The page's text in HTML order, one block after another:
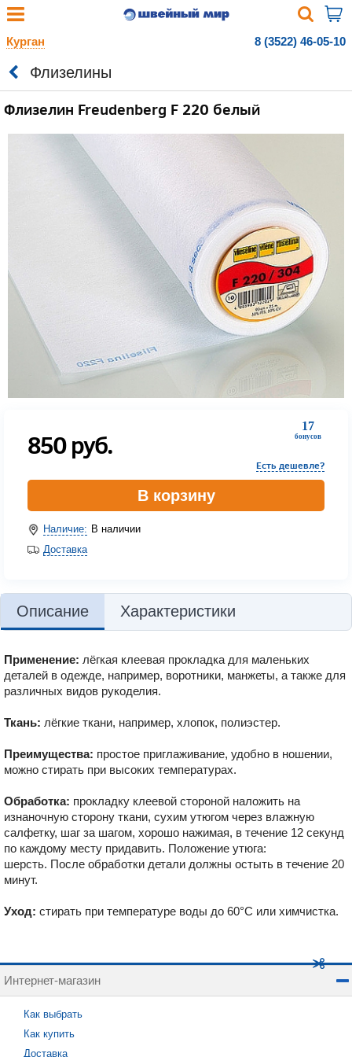
Курган 8 (3522) 46-05-10
Флизелины
Флизелин Freudenberg F 220 белый
17
бонусов
850руб.
Есть дешевле?
В корзину
Наличие: В наличии
Доставка
Описание Характеристики
Применение: лёгкая клеевая прокладка для маленьких
деталей в одежде, например, воротники, манжеты, а также для
различных видов рукоделия.
Ткань: лёгкие ткани, например, хлопок, полиэстер.
Преимущества: простое приглаживание, удобно в ношении,
можно стирать при высоких температурах.
Обработка: прокладку клеевой стороной наложить на
изнаночную сторону ткани, сухим утюгом через влажную
салфетку, шаг за шагом, хорошо нажимая, в течение 12 секунд
по каждому месту придавить. Положение утюга:
шерсть. После обработки детали должны остыть в течение 20
минут.
Уход: стирать при температуре воды до 60°C или химчистка.
Интернет-магазин
Как выбрать
Как купить
Доставка